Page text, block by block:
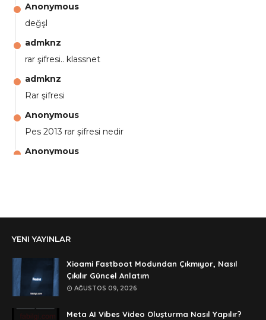
Anonymous
değşl
admknz
rar şifresi.. klassnet
admknz
Rar şifresi
Anonymous
Pes 2013 rar şifresi nedir
Anonymous
şifre ?
Anonymous
şifre ögrenebilirmiyim
Anonymous
🥰🥰🥰
YENI YAYINLAR
Xioami Fastboot Modundan Çıkmıyor, Nasıl
Çıkılır Güncel Anlatım
AĞUSTOS 09, 2026
Meta AI Vibes Video Oluşturma Nasıl Yapılır?